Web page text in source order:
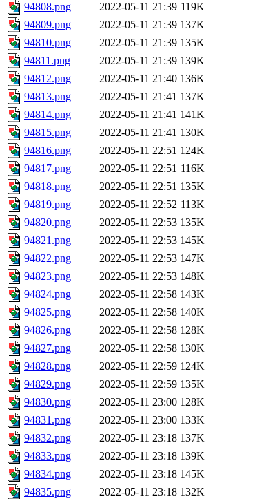
94808.png
2022-05-11 21:39 119K
94809.png
2022-05-11 21:39 137K
94810.png
2022-05-11 21:39 135K
94811.png
2022-05-11 21:39 139K
94812.png
2022-05-11 21:40 136K
94813.png
2022-05-11 21:41 137K
94814.png
2022-05-11 21:41 141K
94815.png
2022-05-11 21:41 130K
94816.png
2022-05-11 22:51 124K
94817.png
2022-05-11 22:51 116K
94818.png
2022-05-11 22:51 135K
94819.png
2022-05-11 22:52 113K
94820.png
2022-05-11 22:53 135K
94821.png
2022-05-11 22:53 145K
94822.png
2022-05-11 22:53 147K
94823.png
2022-05-11 22:53 148K
94824.png
2022-05-11 22:58 143K
94825.png
2022-05-11 22:58 140K
94826.png
2022-05-11 22:58 128K
94827.png
2022-05-11 22:58 130K
94828.png
2022-05-11 22:59 124K
94829.png
2022-05-11 22:59 135K
94830.png
2022-05-11 23:00 128K
94831.png
2022-05-11 23:00 133K
94832.png
2022-05-11 23:18 137K
94833.png
2022-05-11 23:18 139K
94834.png
2022-05-11 23:18 145K
94835.png
2022-05-11 23:18 132K